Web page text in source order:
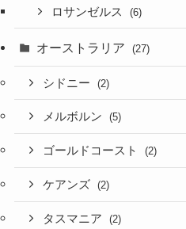
ロサンゼルス (6)
オーストラリア (27)
シドニー (2)
メルボルン (5)
ゴールドコースト (2)
ケアンズ (2)
タスマニア (2)